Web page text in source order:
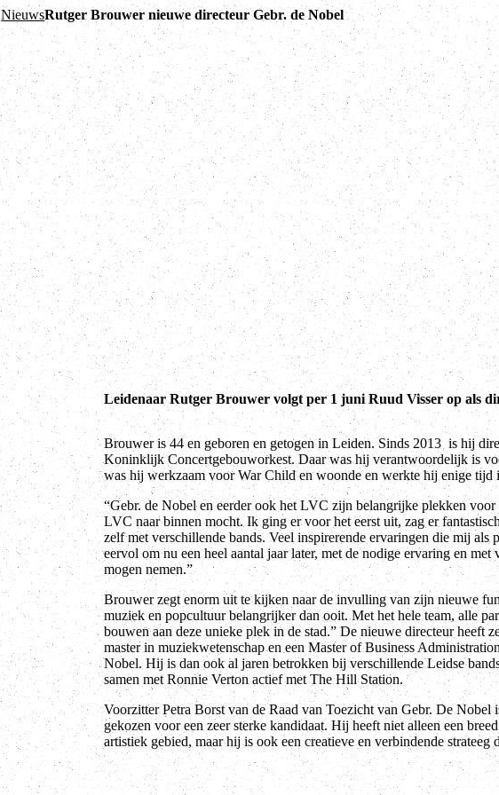
NieuwsRutger Brouwer nieuwe directeur Gebr. de Nobel
Leidenaar Rutger Brouwer volgt per 1 juni Ruud Visser op als
Brouwer is 44 en geboren en getogen in Leiden. Sinds 2013 is hij
Koninklijk Concertgebouworkest. Daar was hij verantwoordelijk is
was hij werkzaam voor War Child en woonde en werkte hij enige tijd
“Gebr. de Nobel en eerder ook het LVC zijn belangrijke plekken
LVC naar binnen mocht. Ik ging er voor het eerst uit, zag er
zelf met verschillende bands. Veel inspirerende ervaringen die mij
eervol om nu een heel aantal jaar later, met de nodige ervaring en
mogen nemen.”
Brouwer zegt enorm uit te kijken naar de invulling van zijn nieuwe
muziek en popcultuur belangrijker dan ooit. Met het hele team, alle
bouwen aan deze unieke plek in de stad.” De nieuwe directeur
master in muziekwetenschap en een Master of Business
Nobel. Hij is dan ook al jaren betrokken bij verschillende Leidse
samen met Ronnie Verton actief met The Hill Station.
Voorzitter Petra Borst van de Raad van Toezicht van Gebr. De
gekozen voor een zeer sterke kandidaat. Hij heeft niet alleen een
artistiek gebied, maar hij is ook een creatieve en verbindende